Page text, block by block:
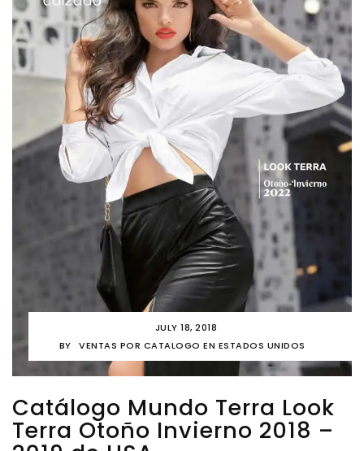
JULY 18, 2018
BY
VENTAS POR CATALOGO EN ESTADOS UNIDOS
Catálogo Mundo Terra Look
Terra Otoño Invierno 2018 –